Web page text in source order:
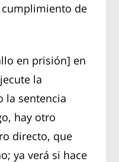
de
en prisión] en
la
la sentencia
hay otro
directo, que
ya verá si hace